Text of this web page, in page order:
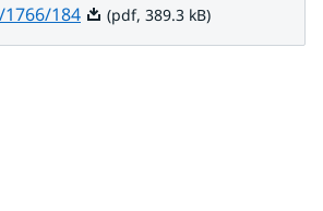
1766/184Pdf, 389.3 kB.
(pdf, 389.3 kB)